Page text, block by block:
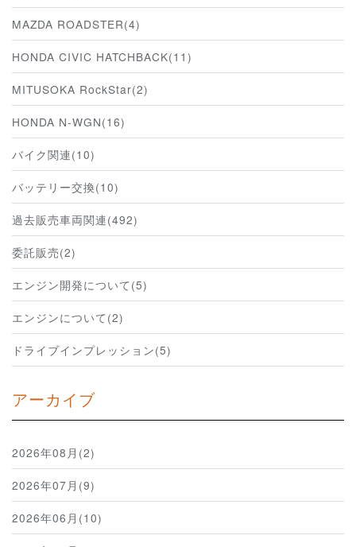
MAZDA ROADSTER(4)
HONDA CIVIC HATCHBACK(11)
MITUSOKA RockStar(2)
HONDA N-WGN(16)
バイク関連(10)
バッテリー交換(10)
過去販売車両関連(492)
委託販売(2)
エンジン開発について(5)
エンジンについて(2)
ドライブインプレッション(5)
アーカイブ
2026年08月(2)
2026年07月(9)
2026年06月(10)